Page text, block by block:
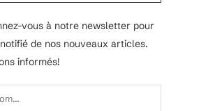
vous à notre newsletter pour
de nos nouveaux articles.
informés!